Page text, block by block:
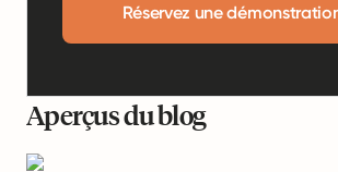
Réservez une
Aperçus du blog